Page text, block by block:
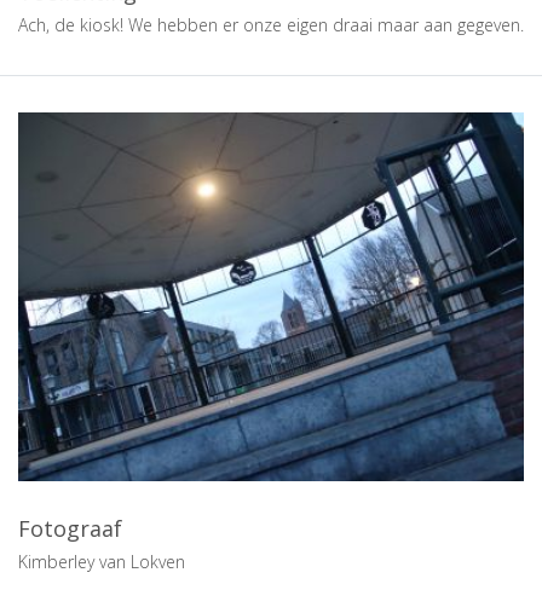
Ach, de kiosk! We hebben er onze eigen draai maar aan gegeven.
Fotograaf
Kimberley van Lokven